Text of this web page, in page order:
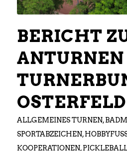
BERICHT
ANTURNEN
OSTERFELD
ALLGEMEINES TURNEN,
SPORTABZEICHEN,
KOOPERATIONEN,